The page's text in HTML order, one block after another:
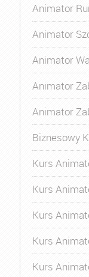
Animator
Animator
Animator
Animator
Animator
Biznesowy
Kurs
Kurs
Kurs
Kurs
Kurs